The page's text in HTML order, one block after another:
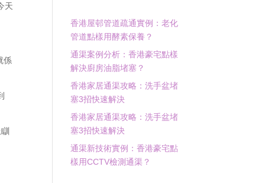
天
係
香港屋邨管道疏通實例：老化
管道點樣用酵素保養？
通渠案例分析：香港豪宅點樣
解決廚房油脂堵塞？
香港家居通渠攻略：洗手盆堵
塞3招快速解決
香港家居通渠攻略：洗手盆堵
塞3招快速解決
通渠新技術實例：香港豪宅點
樣用CCTV檢測通渠？